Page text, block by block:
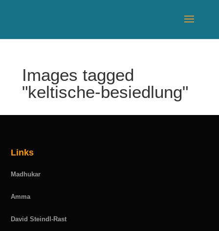
Images tagged
"keltische-besiedlung"
Links
Madhukar
Amma
David Steindl-Rast